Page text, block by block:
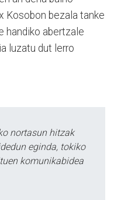
Kosobon bezala tanke
handiko abertzale
luzatu dut lerro
nortasun hitzak
eginda, tokiko
komunikabidea